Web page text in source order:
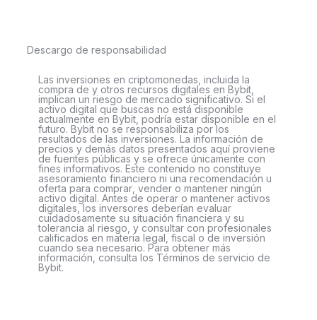
Descargo de responsabilidad
Las inversiones en criptomonedas, incluida la
compra de y otros recursos digitales en Bybit,
implican un riesgo de mercado significativo. Si el
activo digital que buscas no está disponible
actualmente en Bybit, podría estar disponible en el
futuro. Bybit no se responsabiliza por los
resultados de las inversiones. La información de
precios y demás datos presentados aquí proviene
de fuentes públicas y se ofrece únicamente con
fines informativos. Este contenido no constituye
asesoramiento financiero ni una recomendación u
oferta para comprar, vender o mantener ningún
activo digital. Antes de operar o mantener activos
digitales, los inversores deberían evaluar
cuidadosamente su situación financiera y su
tolerancia al riesgo, y consultar con profesionales
calificados en materia legal, fiscal o de inversión
cuando sea necesario. Para obtener más
información, consulta los Términos de servicio de
Bybit.